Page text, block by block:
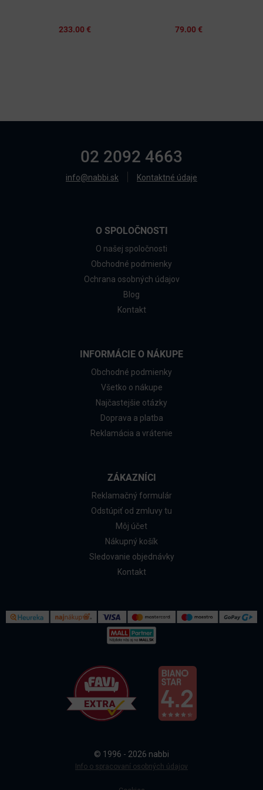
Doprava a platba
233.00 € 79.00 €
02 2092 4663
info@nabbi.sk Kontaktné údaje
O SPOLOČNOSTI
O našej spoločnosti
Obchodné podmienky
Ochrana osobných údajov
Blog
Kontakt
INFORMÁCIE O NÁKUPE
Obchodné podmienky
Všetko o nákupe
Najčastejšie otázky
Doprava a platba
Reklamácia a vrátenie
ZÁKAZNÍCI
Reklamačný formulár
Odstúpiť od zmluvy tu
Môj účet
Nákupný košík
Sledovanie objednávky
Kontakt
© 1996 - 2026 nabbi
Info o spracovaní osobných údajov